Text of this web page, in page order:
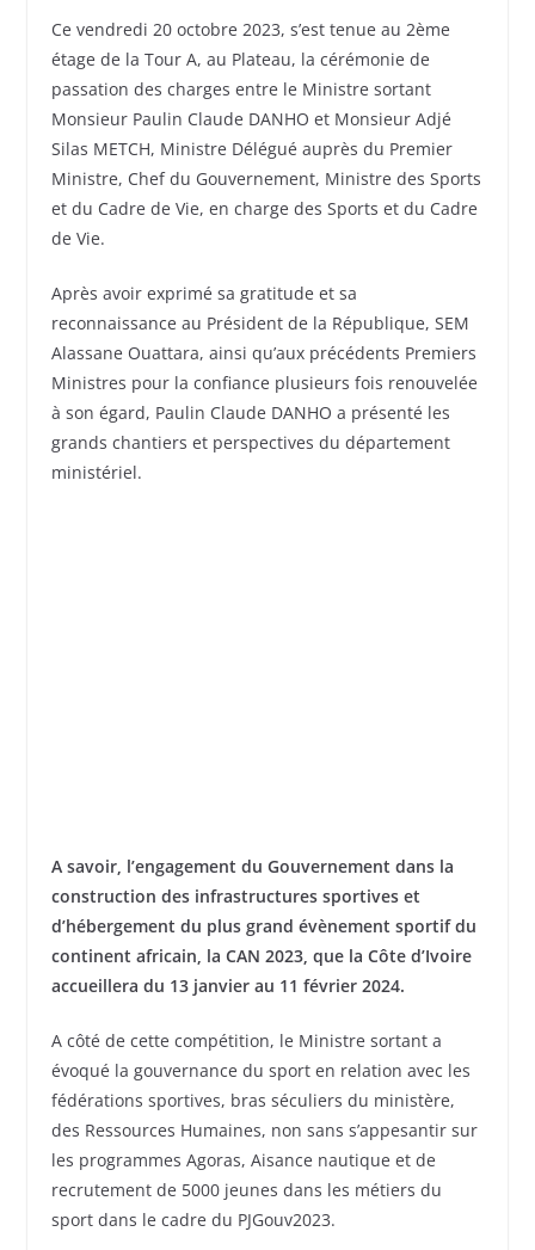
Ce vendredi 20 octobre 2023, s’est tenue au 2ème
étage de la Tour A, au Plateau, la cérémonie de
passation des charges entre le Ministre sortant
Monsieur Paulin Claude DANHO et Monsieur Adjé
Silas METCH, Ministre Délégué auprès du Premier
Ministre, Chef du Gouvernement, Ministre des Sports
et du Cadre de Vie, en charge des Sports et du Cadre
de Vie.
Après avoir exprimé sa gratitude et sa
reconnaissance au Président de la République, SEM
Alassane Ouattara, ainsi qu’aux précédents Premiers
Ministres pour la confiance plusieurs fois renouvelée
à son égard, Paulin Claude DANHO a présenté les
grands chantiers et perspectives du département
ministériel.
A savoir, l’engagement du Gouvernement dans la
construction des infrastructures sportives et
d’hébergement du plus grand évènement sportif du
continent africain, la CAN 2023, que la Côte d’Ivoire
accueillera du 13 janvier au 11 février 2024.
A côté de cette compétition, le Ministre sortant a
évoqué la gouvernance du sport en relation avec les
fédérations sportives, bras séculiers du ministère,
des Ressources Humaines, non sans s’appesantir sur
les programmes Agoras, Aisance nautique et de
recrutement de 5000 jeunes dans les métiers du
sport dans le cadre du PJGouv2023.